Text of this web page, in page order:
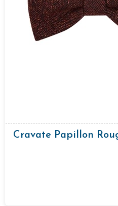
Cravate Papillon